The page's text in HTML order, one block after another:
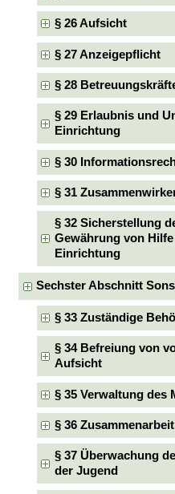
§ 26 Aufsicht
§ 27 Anzeigepflicht
§ 28
§ 29 Erlaubnis und
Einrichtung
§ 30
§ 31
§ 32 Sicherstellung
Gewährung von
Einrichtung
Sechster Abschnitt
§ 33 Zuständige
§ 34 Befreiung von
Aufsicht
§ 35 Verwaltung des
§ 36 Zusammenarbeit
§ 37 Überwachung
der Jugend